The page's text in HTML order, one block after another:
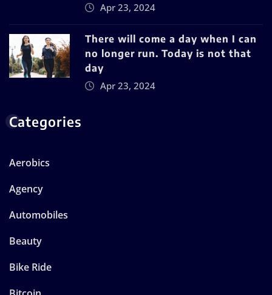
Apr 23, 2024
There will come a day when I can
no longer run. Today is not that
day
Apr 23, 2024
Categories
Aerobics
Agency
Automobiles
Beauty
Bike Ride